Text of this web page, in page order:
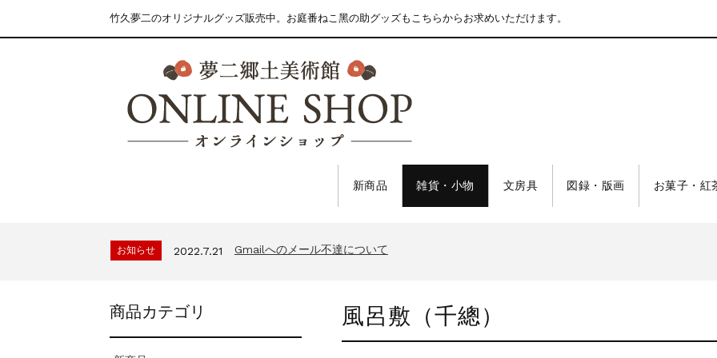
竹久夢二のオリジナルグッズ販売中。お庭番ねこ黑の助グッズもこちらからお求めいただけます。
新商品 雑貨・小物 文房具 図録・版画 お菓子・紅
お知らせ 2022.7.21 Gmailへのメール不達について
風呂敷（千總）
商品カテゴリ